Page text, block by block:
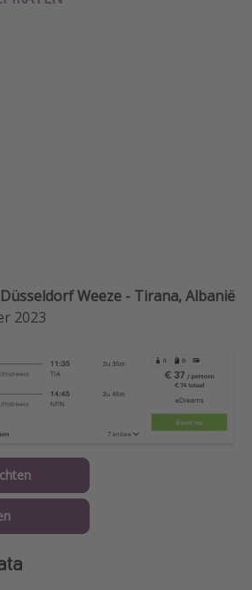
Weeze - Tirana, Albanië
2023